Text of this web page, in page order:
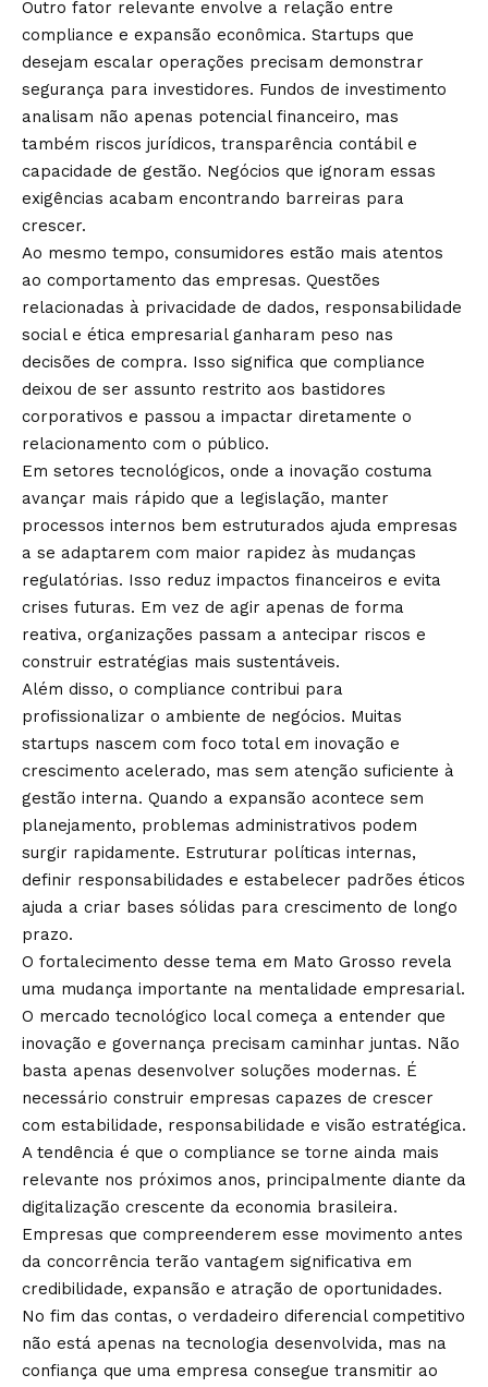
Outro fator relevante envolve a relação entre
compliance e expansão econômica. Startups que
desejam escalar operações precisam demonstrar
segurança para investidores. Fundos de investimento
analisam não apenas potencial financeiro, mas
também riscos jurídicos, transparência contábil e
capacidade de gestão. Negócios que ignoram essas
exigências acabam encontrando barreiras para
crescer.
Ao mesmo tempo, consumidores estão mais atentos
ao comportamento das empresas. Questões
relacionadas à privacidade de dados, responsabilidade
social e ética empresarial ganharam peso nas
decisões de compra. Isso significa que compliance
deixou de ser assunto restrito aos bastidores
corporativos e passou a impactar diretamente o
relacionamento com o público.
Em setores tecnológicos, onde a inovação costuma
avançar mais rápido que a legislação, manter
processos internos bem estruturados ajuda empresas
a se adaptarem com maior rapidez às mudanças
regulatórias. Isso reduz impactos financeiros e evita
crises futuras. Em vez de agir apenas de forma
reativa, organizações passam a antecipar riscos e
construir estratégias mais sustentáveis.
Além disso, o compliance contribui para
profissionalizar o ambiente de negócios. Muitas
startups nascem com foco total em inovação e
crescimento acelerado, mas sem atenção suficiente à
gestão interna. Quando a expansão acontece sem
planejamento, problemas administrativos podem
surgir rapidamente. Estruturar políticas internas,
definir responsabilidades e estabelecer padrões éticos
ajuda a criar bases sólidas para crescimento de longo
prazo.
O fortalecimento desse tema em Mato Grosso revela
uma mudança importante na mentalidade empresarial.
O mercado tecnológico local começa a entender que
inovação e governança precisam caminhar juntas. Não
basta apenas desenvolver soluções modernas. É
necessário construir empresas capazes de crescer
com estabilidade, responsabilidade e visão estratégica.
A tendência é que o compliance se torne ainda mais
relevante nos próximos anos, principalmente diante da
digitalização crescente da economia brasileira.
Empresas que compreenderem esse movimento antes
da concorrência terão vantagem significativa em
credibilidade, expansão e atração de oportunidades.
No fim das contas, o verdadeiro diferencial competitivo
não está apenas na tecnologia desenvolvida, mas na
confiança que uma empresa consegue transmitir ao